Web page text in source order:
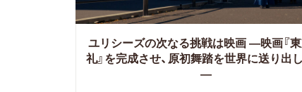
ユリシーズの次なる挑戦は映画 ―映画『
礼』を完成させ、原初舞踏を世界に送り出
―